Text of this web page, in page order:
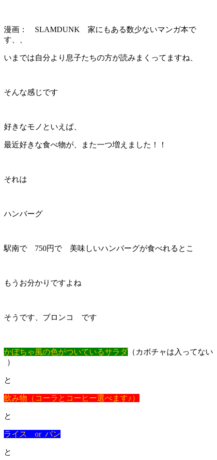
漫画： SLAMDUNK 家にもある数少ないマンガ本で
す、、
いまでは自分より息子たちの方が読みまくってますね、
そんな感じです
好きなモノといえば、
最近好きな食べ物が、また一つ増えました！！
それは
ハンバーグ
駅南で 750円で 美味しいハンバーグが食べれるとこ
もうお分かりですよね
そうです、ブロンコ です
かぼちゃ風の色がついているサラダ（カボチャは入ってない
）
と
飲み物（コーラとコーヒー選べます♪）
と
ライス or パン
と